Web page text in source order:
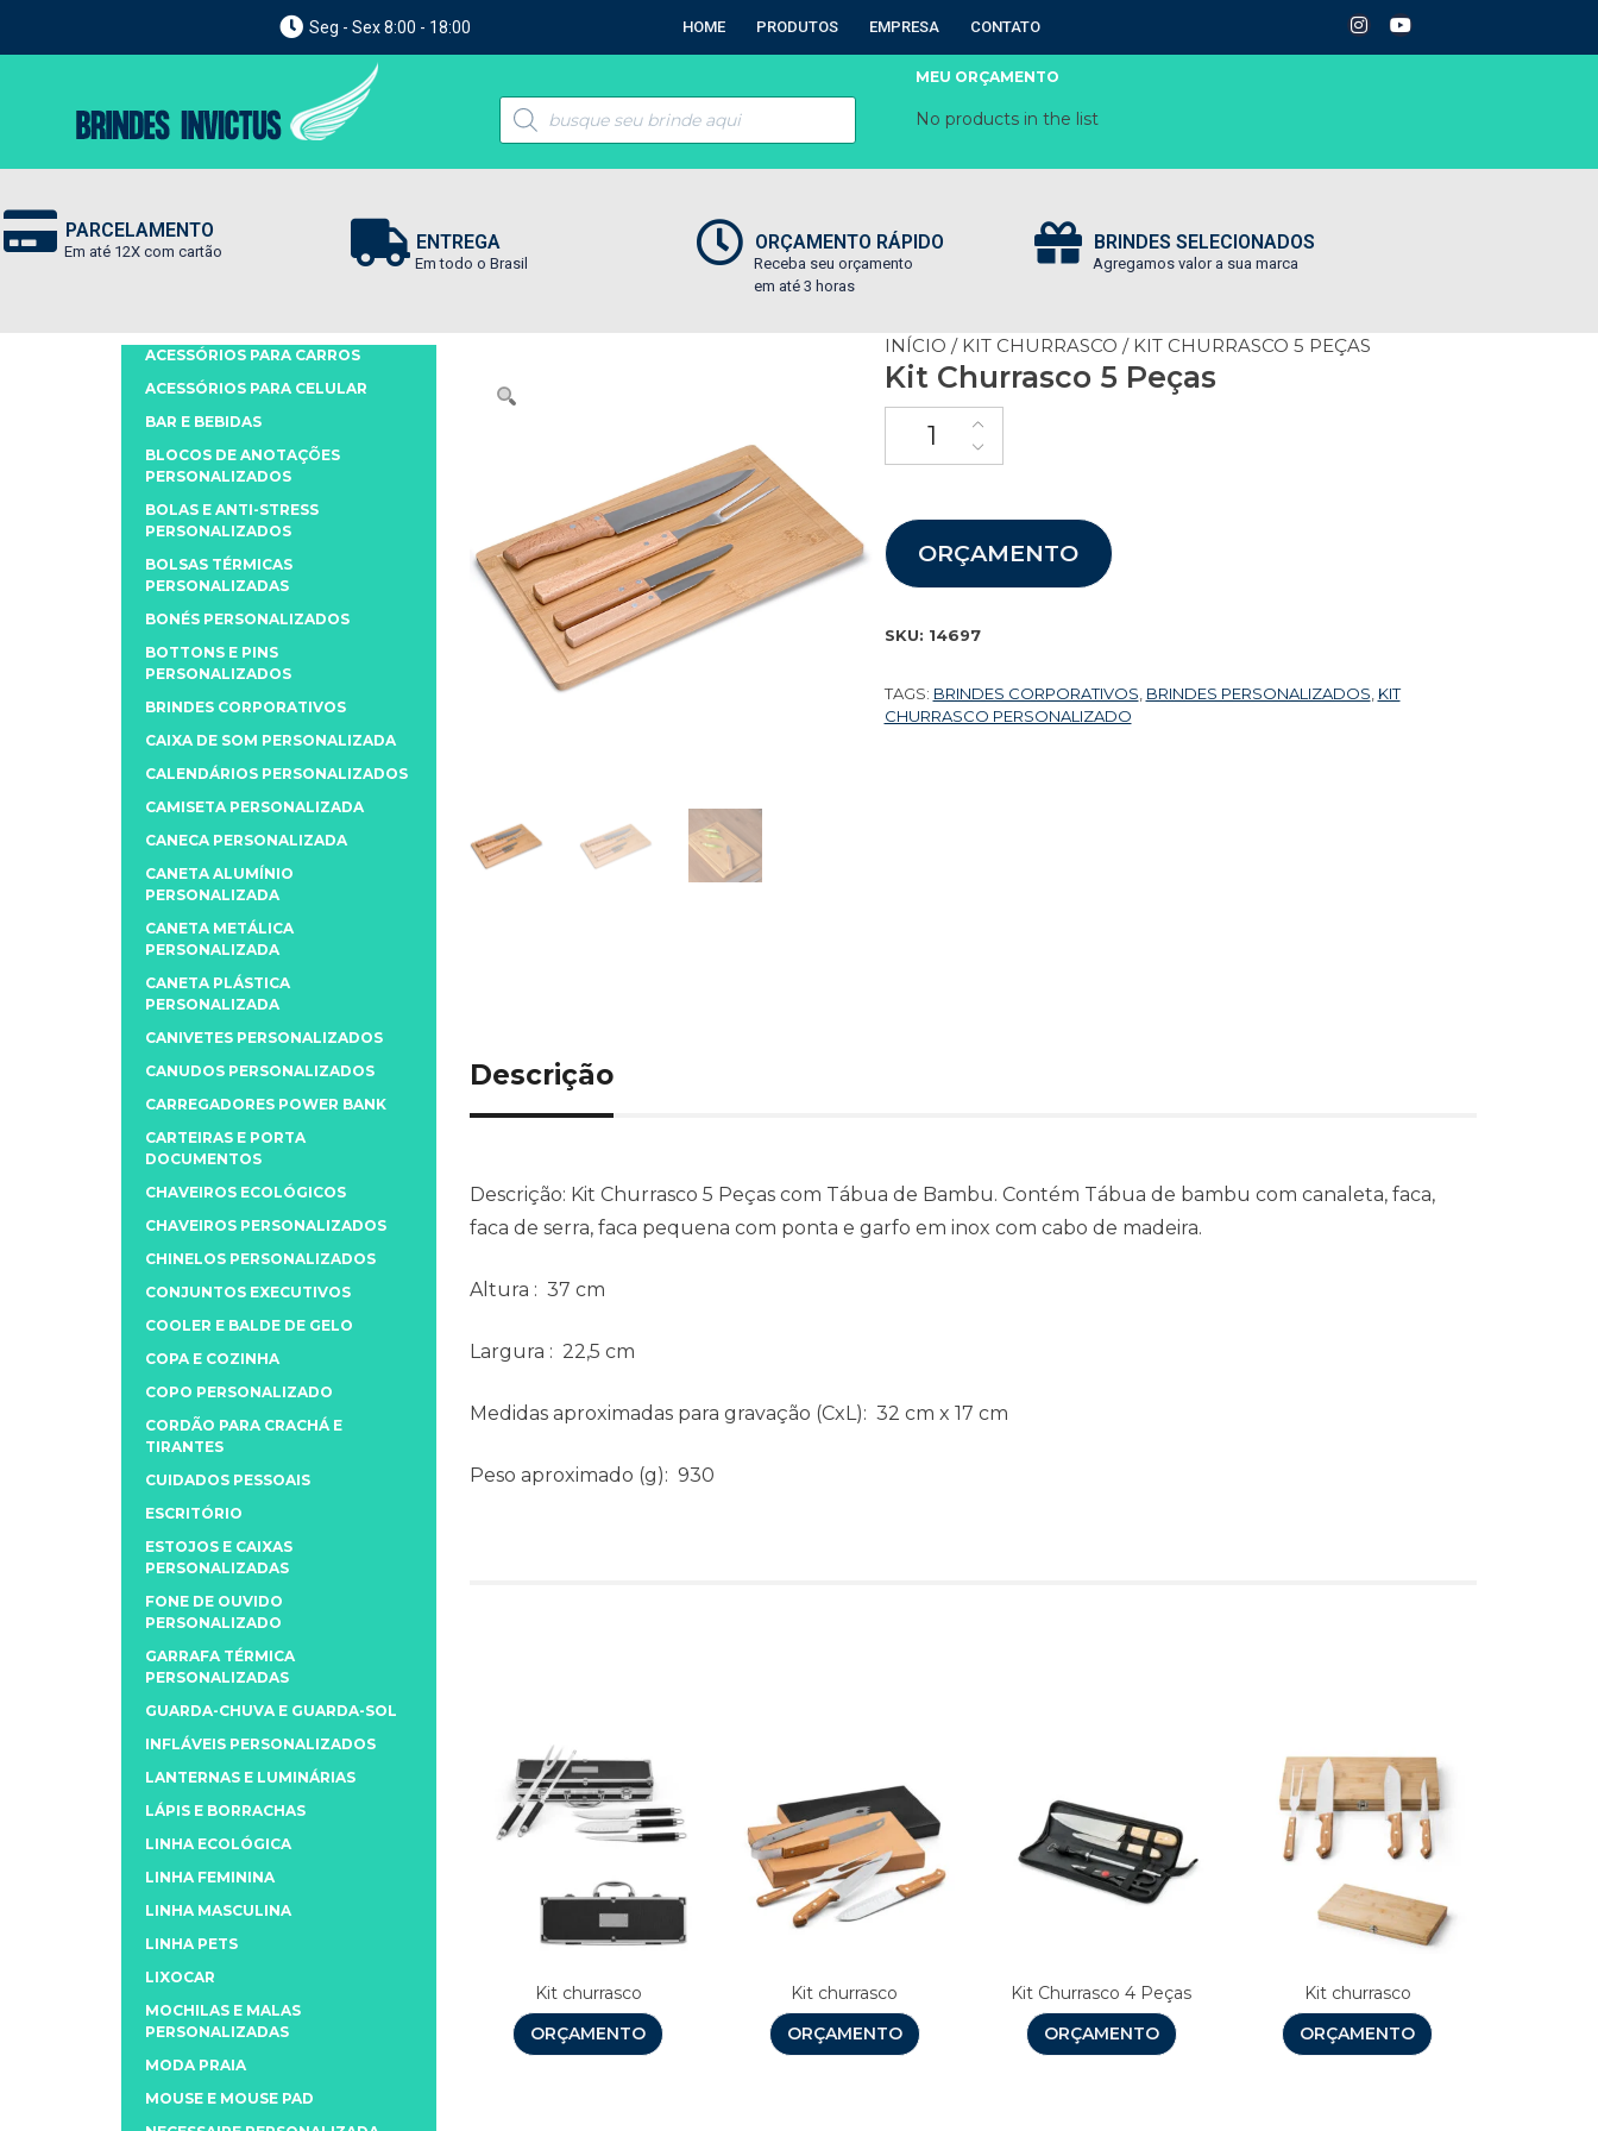
Seg - Sex 8:00 - 18:00 HOME PRODUTOS EMPRESA CONTATO
MEU ORÇAMENTO
No products in the list
PARCELAMENTO
Em até 12X com cartão ENTREGA
Em todo o Brasil
ORÇAMENTO RÁPIDO
Receba seu orçamento
em até 3 horas
BRINDES SELECIONADOS
Agregamos valor a sua marca
INÍCIO / KIT CHURRASCO / KIT CHURRASCO 5 PEÇAS
Kit Churrasco 5 Peças
ORÇAMENTO
SKU: 14697
TAGS: BRINDES CORPORATIVOS BRINDES PERSONALIZADOS KIT
CHURRASCO PERSONALIZADO
Descrição
Descrição: Kit Churrasco 5 Peças com Tábua de Bambu. Contém Tábua de bambu com canaleta, faca,
faca de serra, faca pequena com ponta e garfo em inox com cabo de madeira.
Altura : 37 cm
Largura : 22,5 cm
Medidas aproximadas para gravação (CxL): 32 cm x 17 cm
Peso aproximado (g): 930
Kit churrasco
ORÇAMENTO
Kit churrasco
ORÇAMENTO
Kit Churrasco 4 Peças
ORÇAMENTO
Kit churrasco
ORÇAMENTO
ACESSÓRIOS PARA CARROS
ACESSÓRIOS PARA CELULAR
BAR E BEBIDAS
BLOCOS DE ANOTAÇÕES
PERSONALIZADOS
BOLAS E ANTI-STRESS
PERSONALIZADOS
BOLSAS TÉRMICAS
PERSONALIZADAS
BONÉS PERSONALIZADOS
BOTTONS E PINS
PERSONALIZADOS
BRINDES CORPORATIVOS
CAIXA DE SOM PERSONALIZADA
CALENDÁRIOS PERSONALIZADOS
CAMISETA PERSONALIZADA
CANECA PERSONALIZADA
CANETA ALUMÍNIO
PERSONALIZADA
CANETA METÁLICA
PERSONALIZADA
CANETA PLÁSTICA
PERSONALIZADA
CANIVETES PERSONALIZADOS
CANUDOS PERSONALIZADOS
CARREGADORES POWER BANK
CARTEIRAS E PORTA
DOCUMENTOS
CHAVEIROS ECOLÓGICOS
CHAVEIROS PERSONALIZADOS
CHINELOS PERSONALIZADOS
CONJUNTOS EXECUTIVOS
COOLER E BALDE DE GELO
COPA E COZINHA
COPO PERSONALIZADO
CORDÃO PARA CRACHÁ E
TIRANTES
CUIDADOS PESSOAIS
ESCRITÓRIO
ESTOJOS E CAIXAS
PERSONALIZADAS
FONE DE OUVIDO
PERSONALIZADO
GARRAFA TÉRMICA
PERSONALIZADAS
GUARDA-CHUVA E GUARDA-SOL
INFLÁVEIS PERSONALIZADOS
LANTERNAS E LUMINÁRIAS
LÁPIS E BORRACHAS
LINHA ECOLÓGICA
LINHA FEMININA
LINHA MASCULINA
LINHA PETS
LIXOCAR
MOCHILAS E MALAS
PERSONALIZADAS
MODA PRAIA
MOUSE E MOUSE PAD